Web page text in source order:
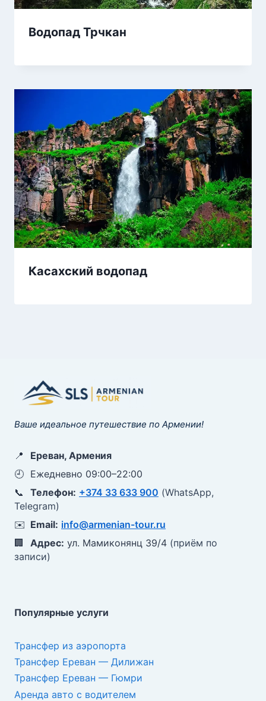
Водопад Трчкан
Касахский водопад
Ваше идеальное путешествие по Армении!
📍
Ереван, Армения
🕘 Ежедневно 09:00–22:00
📞
Телефон: +374 33 633 900 (WhatsApp,
Telegram)
✉️ Email: info@armenian-tour.ru
🏢
Адрес: ул. Мамиконянц 39/4 (приём по
записи)
Популярные услуги
Трансфер из аэропорта
Трансфер Ереван — Дилижан
Трансфер Ереван — Гюмри
Аренда авто с водителем